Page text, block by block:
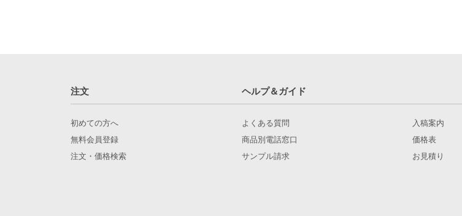
注文 ヘルプ＆ガイド
初めての方へ
無料会員登録
注文・価格検索
よくある質問
商品別電話窓口
サンプル請求
入稿案内
価格表
お見積り